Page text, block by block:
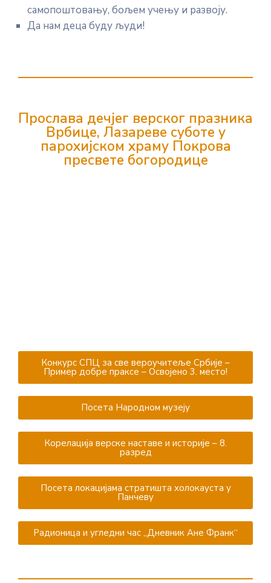
самопоштовању, бољем учењу и развоју.
Да нам деца буду људи!
Прослава дечјег верског празника
Врбице, Лазареве суботе у
парохијском храму Покрова
пресвете богородице
Конкурс СПЦ за све вероучитеље Србије –
Пример добре праксе – Освојено 3. место!
Посета Народном музеју
Корелација верске наставе и историје – 8.
разред
Посета локацијама стратишта холокауста у
Панчеву
Радионица и угледни час ,,Дневник Ане Франк“